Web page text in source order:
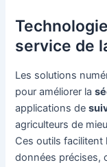
service de
Les solutions
pour améliorer la
applications de
agriculteurs de
Ces outils facilitent
données précises,